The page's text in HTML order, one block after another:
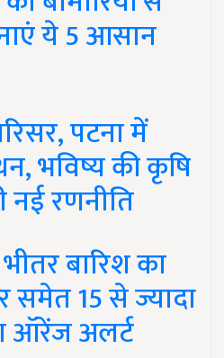
ये 5 आसान
पटना में
भविष्य की कृषि
नई रणनीति
बारिश का
समेत 15 से ज्यादा
ऑरेंज अलर्ट